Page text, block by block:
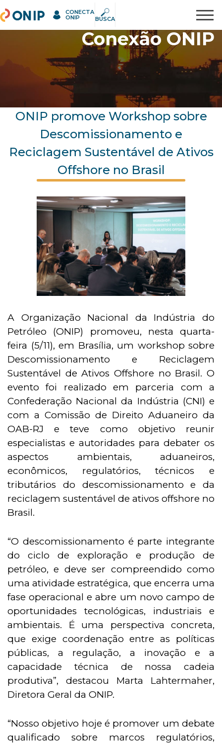
Pesquisar
ONIP CONECTA
ONIP BUSCA
Conexão ONIP
ONIP promove Workshop sobre
Descomissionamento e
Reciclagem Sustentável de Ativos
Offshore no Brasil
A Organização Nacional da Indústria do
Petróleo (ONIP) promoveu, nesta quarta-
feira (5/11), em Brasília, um workshop sobre
Descomissionamento e Reciclagem
Sustentável de Ativos Offshore no Brasil. O
evento foi realizado em parceria com a
Confederação Nacional da Indústria (CNI) e
com a Comissão de Direito Aduaneiro da
OAB-RJ e teve como objetivo reunir
especialistas e autoridades para debater os
aspectos ambientais, aduaneiros,
econômicos, regulatórios, técnicos e
tributários do descomissionamento e da
reciclagem sustentável de ativos offshore no
Brasil.
“O descomissionamento é parte integrante
do ciclo de exploração e produção de
petróleo, e deve ser compreendido como
uma atividade estratégica, que encerra uma
fase operacional e abre um novo campo de
oportunidades tecnológicas, industriais e
ambientais. É uma perspectiva concreta,
que exige coordenação entre as políticas
públicas, a regulação, a inovação e a
capacidade técnica de nossa cadeia
produtiva”, destacou Marta Lahtermaher,
Diretora Geral da ONIP.
“Nosso objetivo hoje é promover um debate
qualificado sobre marcos regulatórios,